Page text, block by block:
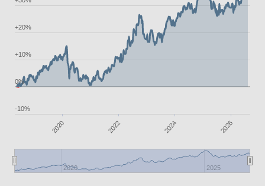
2020 2022 2024 2026
2020 2025
-10%
0%
+10%
+20%